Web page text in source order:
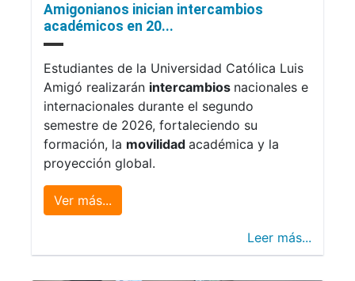
Amigonianos inician intercambios
académicos en 20...
Estudiantes de la Universidad Católica Luis
Amigó realizarán intercambios nacionales e
internacionales durante el segundo
semestre de 2026, fortaleciendo su
formación, la movilidad académica y la
proyección global.
Ver más...
Leer más...